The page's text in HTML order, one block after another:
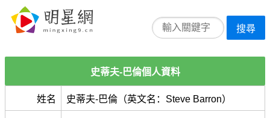
搜尋
史蒂夫-巴倫個人資料
姓名 史蒂夫-巴倫（英文名：Steve Barron）